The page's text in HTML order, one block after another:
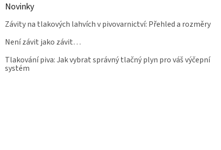
Novinky
Závity na tlakových lahvích v pivovarnictví: Přehled a rozměry
Není závit jako závit…
Tlakování piva: Jak vybrat správný tlačný plyn pro váš výčepní
systém